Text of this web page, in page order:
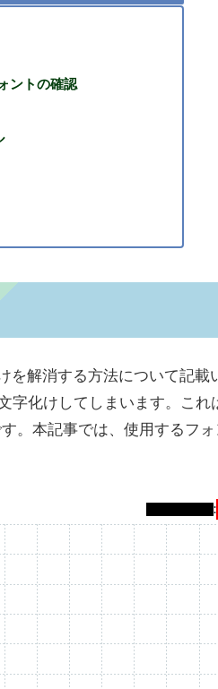
ントの確認
を解消する方法について記載
字化けしてしまいます。これ
。本記事では、使用するフ